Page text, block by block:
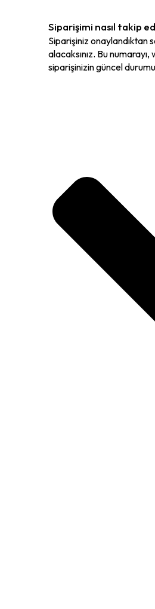
Siparişimi nasıl takip
Siparişiniz onaylandıktan
alacaksınız. Bu
siparişinizin güncel